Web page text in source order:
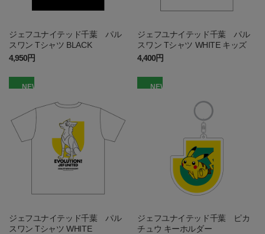
ジェフユナイテッド千葉 パル
スワン Tシャツ BLACK
4,950円
ジェフユナイテッド千葉 パル
スワン Tシャツ WHITE キッズ
4,400円
NEW
ジェフユナイテッド千葉 パル
スワン Tシャツ WHITE
NEW
ジェフユナイテッド千葉 ピカ
チュウ キーホルダー